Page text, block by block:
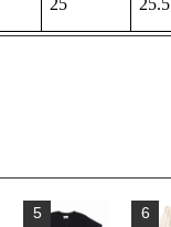
5 6